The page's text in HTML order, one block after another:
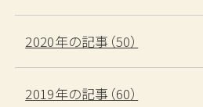
2020年の記事（50）
2019年の記事（60）